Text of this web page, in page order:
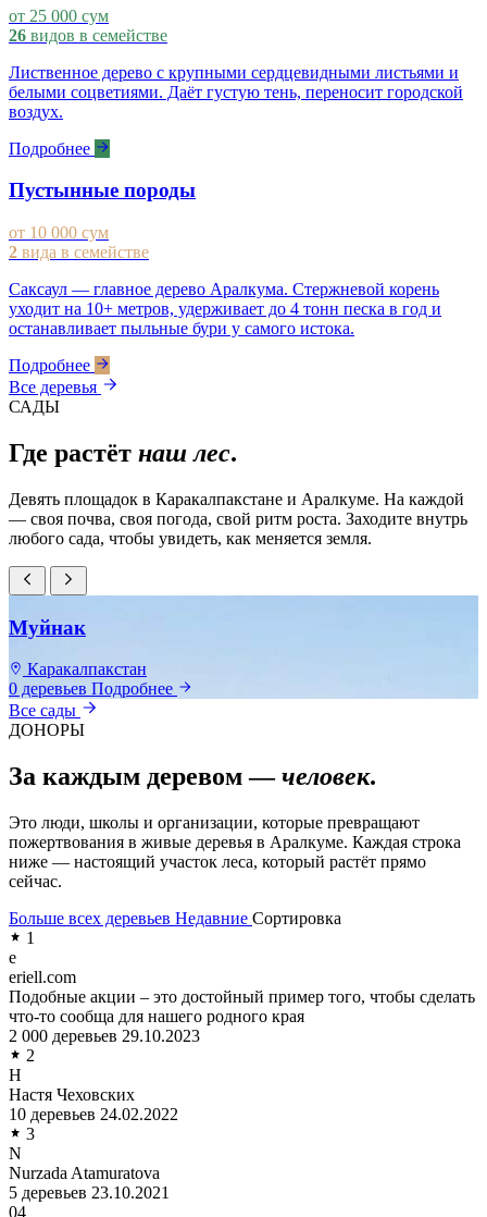
от 25 000 сум
26 видов в семействе
Лиственное дерево с крупными сердцевидными листьями и
белыми соцветиями. Даёт густую тень, переносит городской
воздух.
Подробнее
Пустынные породы
от 10 000 сум
2 вида в семействе
Саксаул — главное дерево Аралкума. Стержневой корень
уходит на 10+ метров, удерживает до 4 тонн песка в год и
останавливает пыльные бури у самого истока.
Подробнее
Все деревья
САДЫ
Где растёт наш лес.
Девять площадок в Каракалпакстане и Аралкуме. На каждой
— своя почва, своя погода, свой ритм роста. Заходите внутрь
любого сада, чтобы увидеть, как меняется земля.
Муйнак
Каракалпакстан
0 деревьев Подробнее
Все сады
ДОНОРЫ
За каждым деревом —человек.
Это люди, школы и организации, которые превращают
пожертвования в живые деревья в Аралкуме. Каждая строка
ниже — настоящий участок леса, который растёт прямо
сейчас.
Больше всех деревьев Недавние Сортировка
1
e
eriell.com
Подобные акции – это достойный пример того, чтобы сделать
что-то сообща для нашего родного края
2 000 деревьев 29.10.2023
2
Н
Настя Чеховских
10 деревьев 24.02.2022
3
N
Nurzada Atamuratova
5 деревьев 23.10.2021
04